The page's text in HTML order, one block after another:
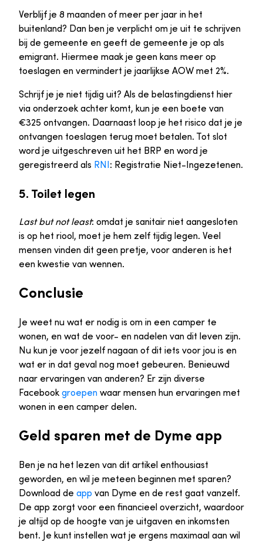
Verblijf je 8 maanden of meer per jaar in het
buitenland? Dan ben je verplicht om je uit te schrijven
bij de gemeente en geeft de gemeente je op als
emigrant. Hiermee maak je geen kans meer op
toeslagen en vermindert je jaarlijkse AOW met 2%.
Schrijf je je niet tijdig uit? Als de belastingdienst hier
via onderzoek achter komt, kun je een boete van
€325 ontvangen. Daarnaast loop je het risico dat je je
ontvangen toeslagen terug moet betalen. Tot slot
word je uitgeschreven uit het BRP en word je
geregistreerd als RNI: Registratie Niet-Ingezetenen.
5. Toilet legen
Last but not least: omdat je sanitair niet aangesloten
is op het riool, moet je hem zelf tijdig legen. Veel
mensen vinden dit geen pretje, voor anderen is het
een kwestie van wennen.
Conclusie
Je weet nu wat er nodig is om in een camper te
wonen, en wat de voor- en nadelen van dit leven zijn.
Nu kun je voor jezelf nagaan of dit iets voor jou is en
wat er in dat geval nog moet gebeuren. Benieuwd
naar ervaringen van anderen? Er zijn diverse
Facebook groepen waar mensen hun ervaringen met
wonen in een camper delen.
Geld sparen met de Dyme app
Ben je na het lezen van dit artikel enthousiast
geworden, en wil je meteen beginnen met sparen?
Download de app van Dyme en de rest gaat vanzelf.
De app zorgt voor een financieel overzicht, waardoor
je altijd op de hoogte van je uitgaven en inkomsten
bent. Je kunt instellen wat je ergens maximaal aan wil